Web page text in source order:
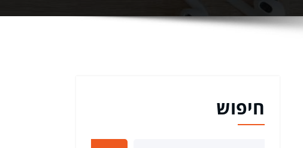
חיפוש